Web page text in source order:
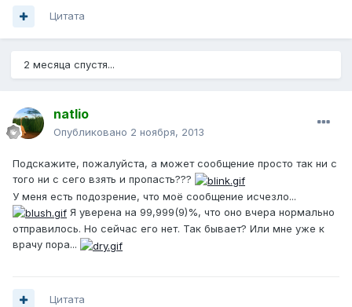
Цитата
2 месяца спустя...
natlio
Опубликовано 2 ноября, 2013
Подскажите, пожалуйста, а может сообщение просто так ни с
того ни с сего взять и пропасть???
У меня есть подозрение, что моё сообщение исчезло...
Я уверена на 99,999(9)%, что оно вчера нормально
отправилось. Но сейчас его нет. Так бывает? Или мне уже к
врачу пора...
Цитата